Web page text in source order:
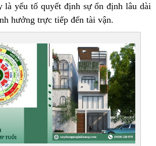
là yếu tố quyết định sự ổn định lâu dài
hưởng trực tiếp đến tài vận.